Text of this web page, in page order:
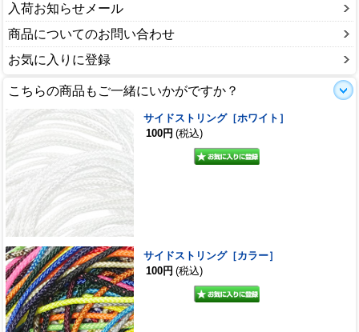
入荷お知らせメール
商品についてのお問い合わせ
お気に入りに登録
こちらの商品もご一緒にいかがですか？
サイドストリング［ホワイト］
100円 (税込)
サイドストリング［カラー］
100円 (税込)